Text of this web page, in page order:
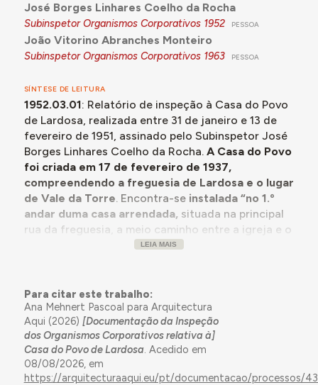
José Borges Linhares Coelho da Rocha
Subinspetor Organismos Corporativos 1952 PESSOA
João Vitorino Abranches Monteiro
Subinspetor Organismos Corporativos 1963 PESSOA
SÍNTESE DE LEITURA
1952.03.01: Relatório de inspeção à Casa do Povo
de Lardosa, realizada entre 31 de janeiro e 13 de
fevereiro de 1951, assinado pelo Subinspetor José
Borges Linhares Coelho da Rocha. A Casa do Povo
foi criada em 17 de fevereiro de 1937,
compreendendo a freguesia de Lardosa e o lugar
de Vale da Torre. Encontra-se instalada “no 1.º
andar duma casa arrendada,situada na principal
rua da freguesia, a meio caminho entre a igreja e o
As suas instalações não se podem
construção de um edifício próprio, em terreno
cedido pelo Centro Operário Artístico de Ordem
e Progresso Lardosense, então ocupado por um
barracão onde se realizam espetáculos de teatro e
cinema, com parte das receitas revertendo para a
Casa do Povo.
LEIA MAIS
Para citar este trabalho:
Ana Mehnert Pascoal para Arquitectura
Aqui (2026) [Documentação da Inspeção
dos Organismos Corporativos relativa à]
Casa do Povo de Lardosa . Acedido em
08/08/2026, em
https://arquitecturaaqui.eu/pt/documentacao/processos/